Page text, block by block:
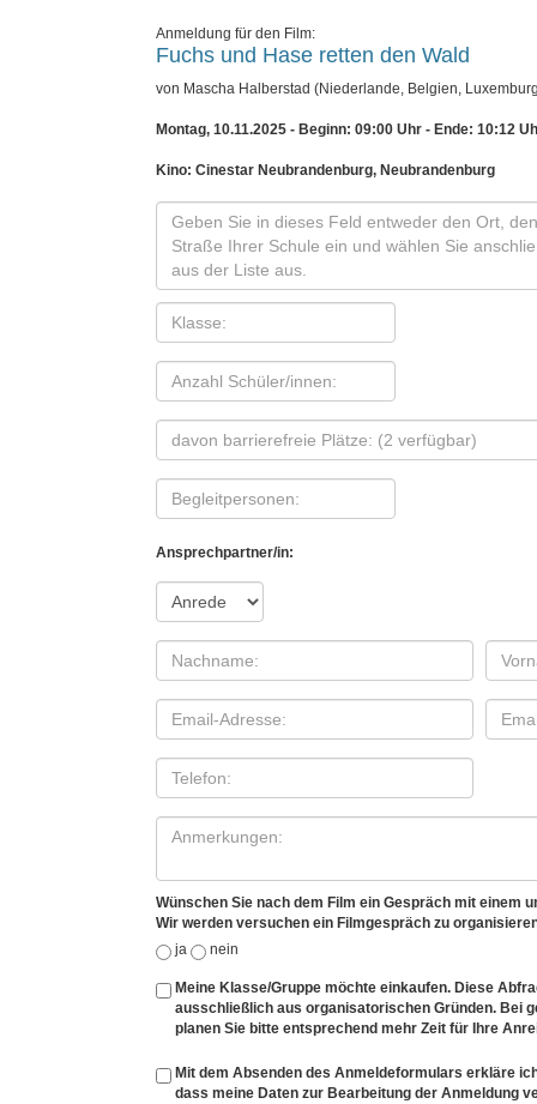
Anmeldung für den Film:
Fuchs und Hase retten den Wald
von Mascha Halberstad (Niederlande, Belgien,
Montag, 10.11.2025 - Beginn: 09:00 Uhr - Ende: 10:12
Kino: Cinestar Neubrandenburg, Neubrandenburg
Ansprechpartner/in:
Wünschen Sie nach dem Film ein Gespräch mit einem
Wir werden versuchen ein Filmgespräch zu
ja
nein
Meine Klasse/Gruppe möchte einkaufen. Diese
ausschließlich aus organisatorischen Gründen. Bei
planen Sie bitte entsprechend mehr Zeit für Ihre
Mit dem Absenden des Anmeldeformulars erkläre
dass meine Daten zur Bearbeitung der Anmeldung